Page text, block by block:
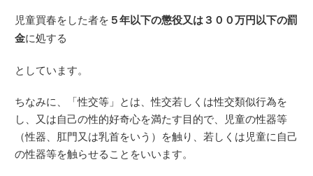
児童買春をした者を５年以下の懲役又は３００万円以下の罰
金に処する
としています。
ちなみに、「性交等」とは、性交若しくは性交類似行為を
し、又は自己の性的好奇心を満たす目的で、児童の性器等
（性器、肛門又は乳首をいう）を触り、若しくは児童に自己
の性器等を触らせることをいいます。